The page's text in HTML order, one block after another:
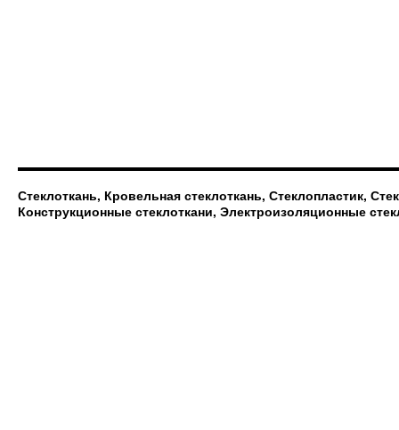
Стеклоткань, Кровельная стеклоткань, Стеклопластик,
Конструкционные стеклоткани, Электроизоляционные